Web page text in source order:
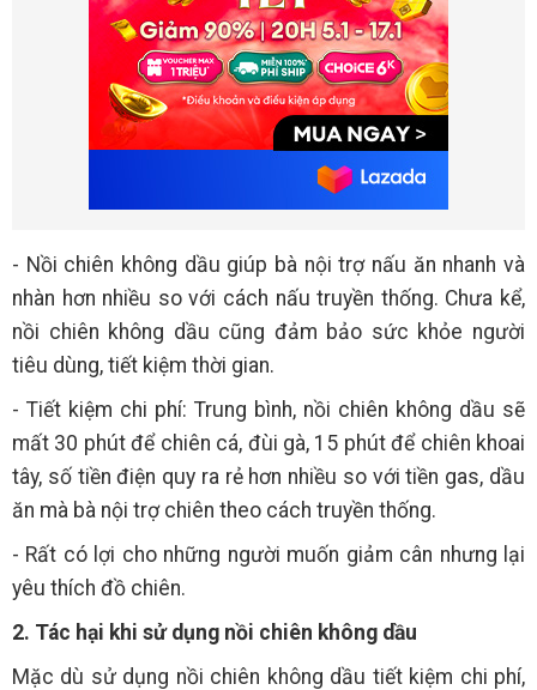
- Nồi chiên không dầu giúp bà nội trợ nấu ăn nhanh và
nhàn hơn nhiều so với cách nấu truyền thống. Chưa kể,
nồi chiên không dầu cũng đảm bảo sức khỏe người
tiêu dùng, tiết kiệm thời gian.
- Tiết kiệm chi phí: Trung bình, nồi chiên không dầu sẽ
mất 30 phút để chiên cá, đùi gà, 15 phút để chiên khoai
tây, số tiền điện quy ra rẻ hơn nhiều so với tiền gas, dầu
ăn mà bà nội trợ chiên theo cách truyền thống.
- Rất có lợi cho những người muốn giảm cân nhưng lại
yêu thích đồ chiên.
2. Tác hại khi sử dụng nồi chiên không dầu
Mặc dù sử dụng nồi chiên không dầu tiết kiệm chi phí,